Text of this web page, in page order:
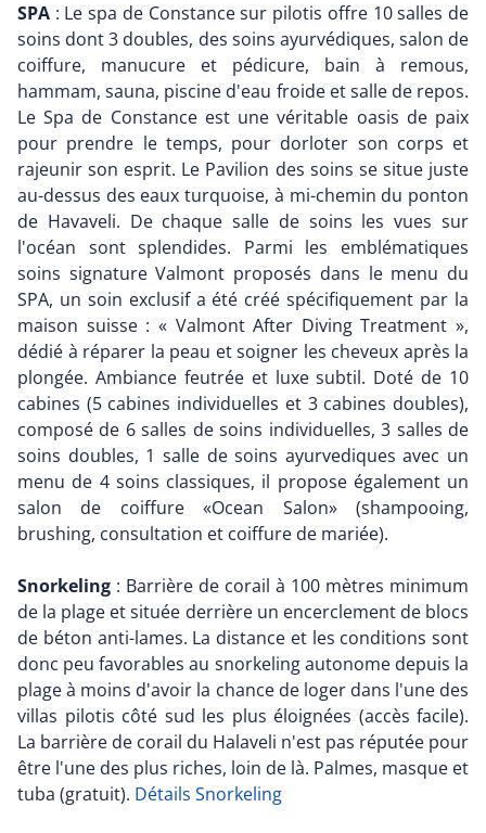
SPA : Le spa de Constance sur pilotis offre 10 salles de
soins dont 3 doubles, des soins ayurvédiques, salon de
coiffure, manucure et pédicure, bain à remous,
hammam, sauna, piscine d'eau froide et salle de repos.
Le Spa de Constance est une véritable oasis de paix
pour prendre le temps, pour dorloter son corps et
rajeunir son esprit. Le Pavilion des soins se situe juste
au-dessus des eaux turquoise, à mi-chemin du ponton
de Havaveli. De chaque salle de soins les vues sur
l'océan sont splendides. Parmi les emblématiques
soins signature Valmont proposés dans le menu du
SPA, un soin exclusif a été créé spécifiquement par la
maison suisse : « Valmont After Diving Treatment »,
dédié à réparer la peau et soigner les cheveux après la
plongée. Ambiance feutrée et luxe subtil. Doté de 10
cabines (5 cabines individuelles et 3 cabines doubles),
composé de 6 salles de soins individuelles, 3 salles de
soins doubles, 1 salle de soins ayurvediques avec un
menu de 4 soins classiques, il propose également un
salon de coiffure «Ocean Salon» (shampooing,
brushing, consultation et coiffure de mariée).
Snorkeling : Barrière de corail à 100 mètres minimum
de la plage et située derrière un encerclement de blocs
de béton anti-lames. La distance et les conditions sont
donc peu favorables au snorkeling autonome depuis la
plage à moins d'avoir la chance de loger dans l'une des
villas pilotis côté sud les plus éloignées (accès facile).
La barrière de corail du Halaveli n'est pas réputée pour
être l'une des plus riches, loin de là. Palmes, masque et
tuba (gratuit). Détails Snorkeling